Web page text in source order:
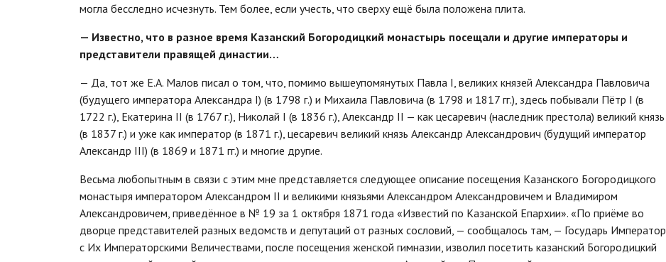
могла бесследно исчезнуть. Тем более, если учесть, что сверху ещё была положена плита.
— Известно, что в разное время Казанский Богородицкий монастырь посещали и другие императоры и
представители правящей династии…
— Да, тот же Е.А. Малов писал о том, что, помимо вышеупомянутых Павла I, великих князей Александра Павловича
(будущего императора Александра I) (в 1798 г.) и Михаила Павловича (в 1798 и 1817 гг.), здесь побывали Пётр I (в
1722 г.), Екатерина II (в 1767 г.), Николай I (в 1836 г.), Александр II — как цесаревич (наследник престола) великий князь
(в 1837 г.) и уже как император (в 1871 г.), цесаревич великий князь Александр Александрович (будущий император
Александр III) (в 1869 и 1871 гг.) и многие другие.
Весьма любопытным в связи с этим мне представляется следующее описание посещения Казанского Богородицкого
монастыря императором Александром II и великими князьями Александром Александровичем и Владимиром
Александровичем, приведённое в № 19 за 1 октября 1871 года «Известий по Казанской Епархии». «По приёме во
дворце представителей разных ведомств и депутаций от разных сословий, — сообщалось там, — Государь Император
с Их Императорскими Величествами, после посещения женской гимназии, изволил посетить казанский Богородицкий